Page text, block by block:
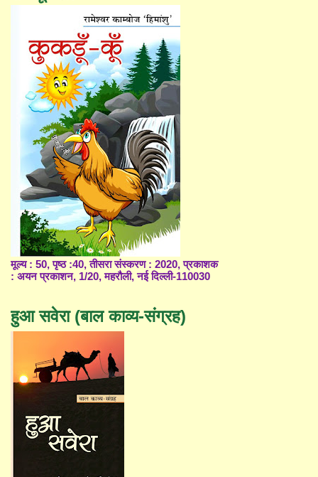
मूल्य : 50, पृष्ठ :40, तीसरा संस्करण : 2020, प्रकाशक
: अयन प्रकाशन, 1/20, महरौली, नई दिल्ली-110030
हुआ सवेरा (बाल काव्य-संग्रह)